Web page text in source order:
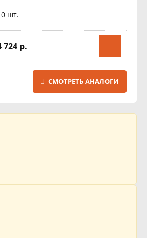
шт.
724 р.
СМОТРЕТЬ АНАЛОГИ